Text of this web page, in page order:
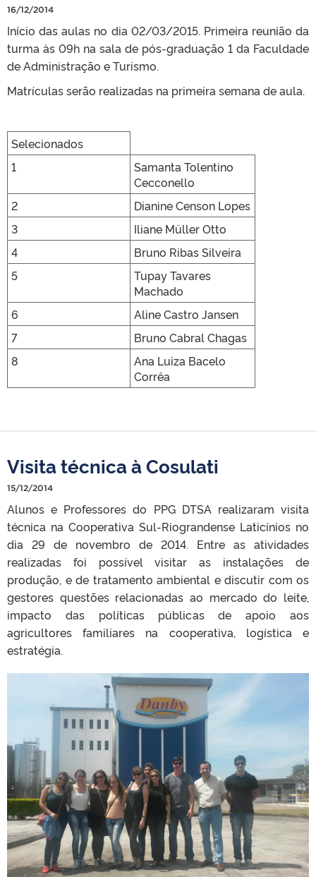
16/12/2014
Início das aulas no dia 02/03/2015. Primeira reunião da
turma às 09h na sala de pós-graduação 1 da Faculdade
de Administração e Turismo.
Matrículas serão realizadas na primeira semana de aula.
Selecionados
1
Samanta Tolentino
Cecconello
2
Dianine Censon Lopes
3
Iliane Müller Otto
4
Bruno Ribas Silveira
5
Tupay Tavares
Machado
6
Aline Castro Jansen
7
Bruno Cabral Chagas
8
Ana Luiza Bacelo
Corrêa
Visita técnica à Cosulati
15/12/2014
Alunos e Professores do PPG DTSA realizaram visita
técnica na Cooperativa Sul-Riograndense Laticínios no
dia 29 de novembro de 2014. Entre as atividades
realizadas foi possível visitar as instalações de
produção, e de tratamento ambiental e discutir com os
gestores questões relacionadas ao mercado do leite,
impacto das políticas públicas de apoio aos
agricultores familiares na cooperativa, logística e
estratégia.